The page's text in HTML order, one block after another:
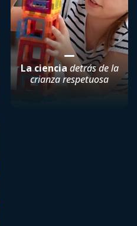
La ciencia detrás de la
crianza respetuosa